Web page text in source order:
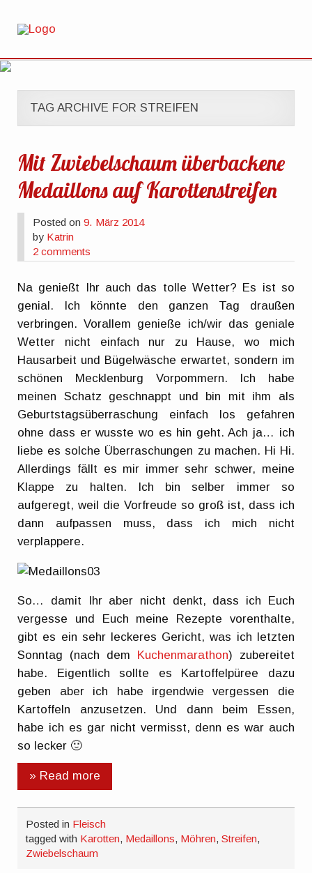
TAG ARCHIVE FOR STREIFEN
Mit Zwiebelschaum überbackene
Medaillons auf Karottenstreifen
Posted on9. März 2014
by Katrin
2 comments
Na genießt Ihr auch das tolle Wetter? Es ist so
genial. Ich könnte den ganzen Tag draußen
verbringen. Vorallem genieße ich/wir das geniale
Wetter nicht einfach nur zu Hause, wo mich
Hausarbeit und Bügelwäsche erwartet, sondern im
schönen Mecklenburg Vorpommern. Ich habe
meinen Schatz geschnappt und bin mit ihm als
Geburtstagsüberraschung einfach los gefahren
ohne dass er wusste wo es hin geht. Ach ja… ich
liebe es solche Überraschungen zu machen. Hi Hi.
Allerdings fällt es mir immer sehr schwer, meine
Klappe zu halten. Ich bin selber immer so
aufgeregt, weil die Vorfreude so groß ist, dass ich
dann aufpassen muss, dass ich mich nicht
verplappere.
So… damit Ihr aber nicht denkt, dass ich Euch
vergesse und Euch meine Rezepte vorenthalte,
gibt es ein sehr leckeres Gericht, was ich letzten
Sonntag (nach dem
Kuchenmarathon) zubereitet
habe. Eigentlich sollte es Kartoffelpüree dazu
geben aber ich habe irgendwie vergessen die
Kartoffeln anzusetzen. Und dann beim Essen,
habe ich es gar nicht vermisst, denn es war auch
so lecker 🙂
» Read more
Posted in Fleisch
tagged with Karotten, Medaillons, Möhren,Streifen,
Zwiebelschaum